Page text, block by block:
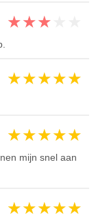
★★★
★★★★★
★★★★★
mijn snel aan
★★★★★